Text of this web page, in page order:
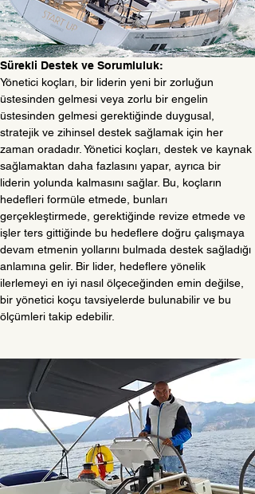
Sürekli Destek ve Sorumluluk:
Yönetici koçları, bir liderin yeni bir zorluğun
üstesinden gelmesi veya zorlu bir engelin
üstesinden gelmesi gerektiğinde duygusal,
stratejik ve zihinsel destek sağlamak için her
zaman oradadır. Yönetici koçları, destek ve kaynak
sağlamaktan daha fazlasını yapar, ayrıca bir
liderin yolunda kalmasını sağlar. Bu, koçların
hedefleri formüle etmede, bunları
gerçekleştirmede, gerektiğinde revize etmede ve
işler ters gittiğinde bu hedeflere doğru çalışmaya
devam etmenin yollarını bulmada destek sağladığı
anlamına gelir. Bir lider, hedeflere yönelik
ilerlemeyi en iyi nasıl ölçeceğinden emin değilse,
bir yönetici koçu tavsiyelerde bulunabilir ve bu
ölçümleri takip edebilir.